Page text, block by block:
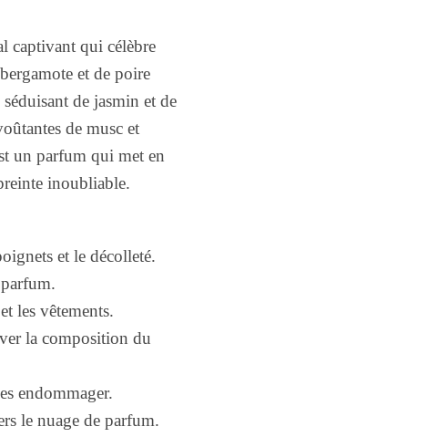
captivant qui célèbre
et de poire
de jasmin et de
de musc et
un parfum qui met en
inoubliable.
et le décolleté.
les vêtements.
la composition du
endommager.
le nuage de parfum.